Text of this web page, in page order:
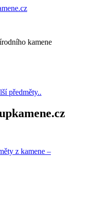
kamene
předměty..
z kamene –